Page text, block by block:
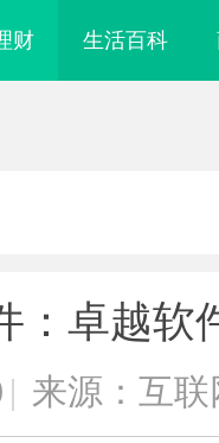
财 生活百科
：卓越软
| 来源：互联